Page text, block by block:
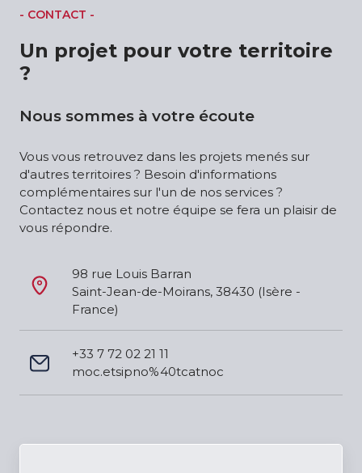
- CONTACT -
Un projet pour votre territoire
?
Nous sommes à votre écoute
Vous vous retrouvez dans les projets menés sur
d'autres territoires ? Besoin d'informations
complémentaires sur l'un de nos services ?
Contactez nous et notre équipe se fera un plaisir de
vous répondre.
98 rue Louis Barran
Saint-Jean-de-Moirans, 38430 (Isère -
France)
+33 7 72 02 21 11
moc.etsipno%40tcatnoc